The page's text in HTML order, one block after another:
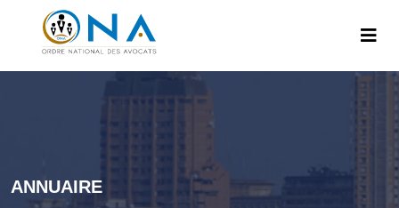
ANNUAIRE